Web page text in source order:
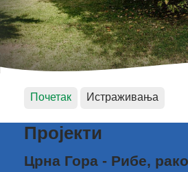
Почетак Истраживања
Пројекти
Црна Гора - Рибе,